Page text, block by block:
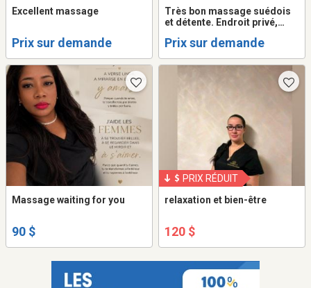
Excellent massage
Prix sur demande
Très bon massage suédois
et détente. Endroit privé,
Prix sur demande
Massage waiting for you
90 $
PRIX RÉDUIT
relaxation et bien-être
120 $